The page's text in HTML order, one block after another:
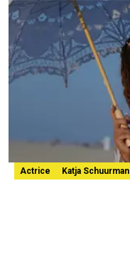
Actrice Katja Schuurman